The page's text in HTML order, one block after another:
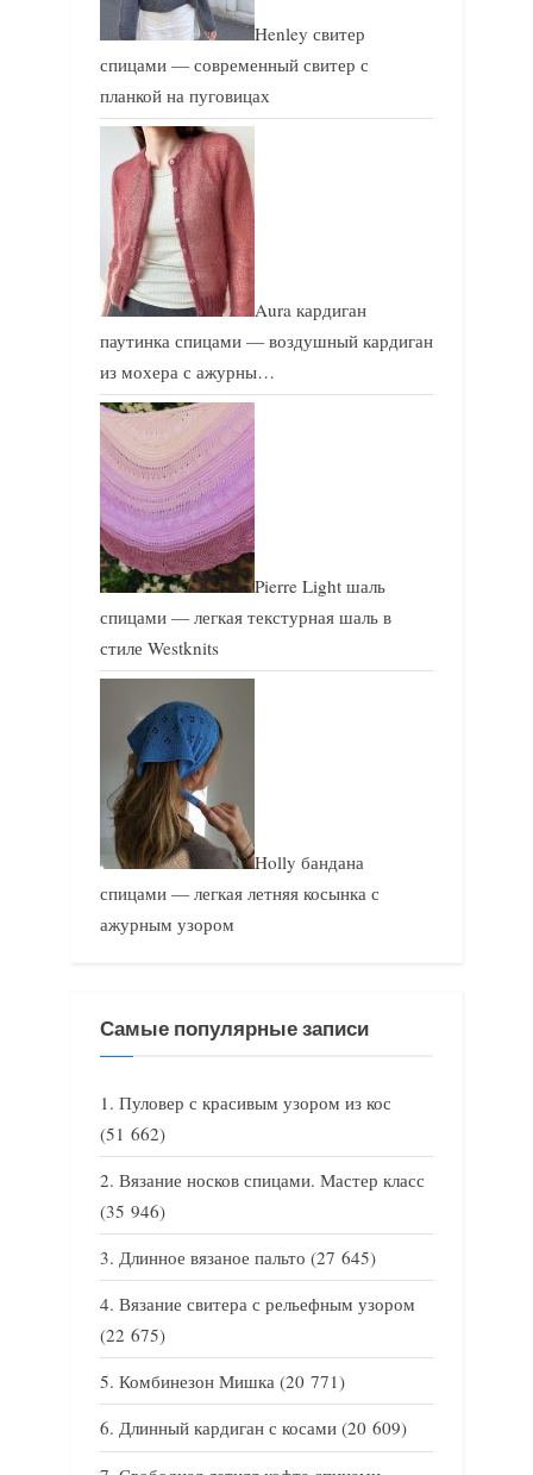
Henley свитер
спицами — современный свитер с
планкой на пуговицах
Aura кардиган
паутинка спицами — воздушный кардиган
из мохера с ажурны…
Pierre Light шаль
спицами — легкая текстурная шаль в
стиле Westknits
Holly бандана
спицами — легкая летняя косынка с
ажурным узором
Самые популярные записи
Пуловер с красивым узором из кос
(51 662)
Вязание носков спицами. Мастер класс
(35 946)
Длинное вязаное пальто (27 645)
Вязание свитера с рельефным узором
(22 675)
Комбинезон Мишка (20 771)
Длинный кардиган с косами (20 609)